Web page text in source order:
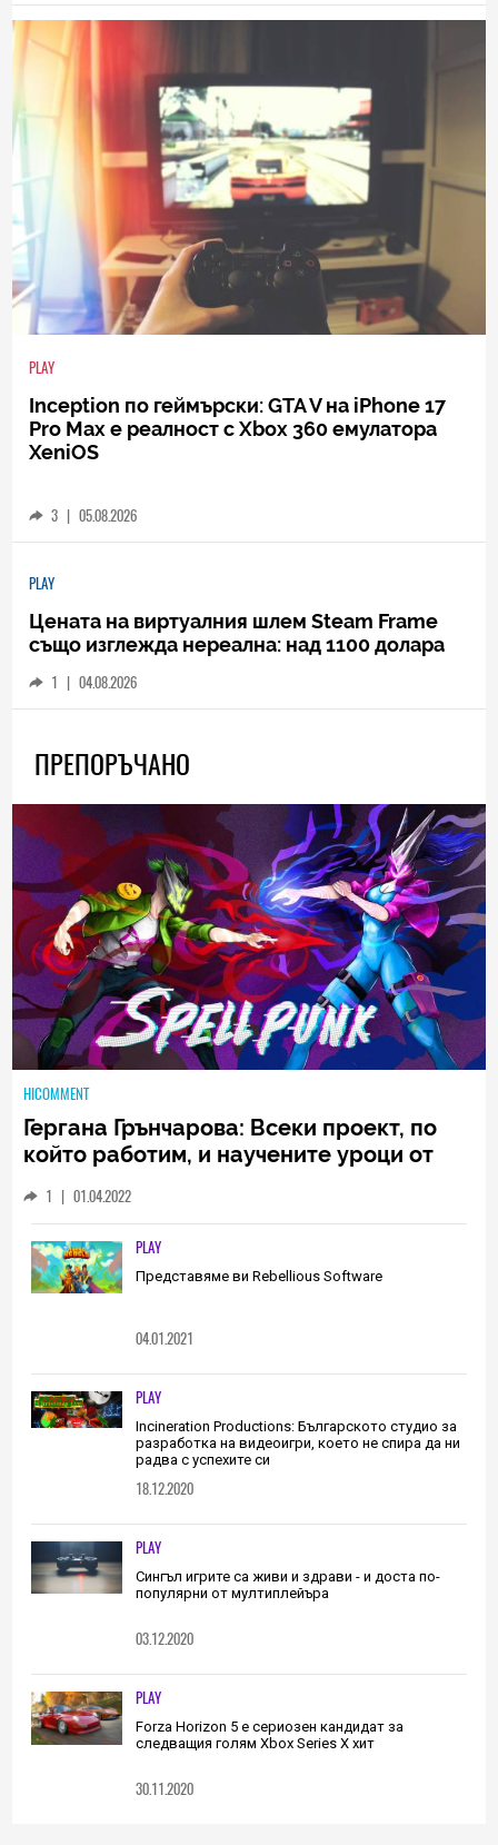
PLAY
Inception по геймърски: GTA V на iPhone 17
Pro Max е реалност с Xbox 360 емулатора
XeniOS
3 | 05.08.2026
PLAY
Цената на виртуалния шлем Steam Frame
също изглежда нереална: над 1100 долара
1 | 04.08.2026
ПРЕПОРЪЧАНО
HICOMMENT
Гергана Грънчарова: Всеки проект, по
който работим, и научените уроци от
трябва да извървим като екип
(ИНТЕРВЮ)
1 | 01.04.2022
PLAY
Представяме ви Rebellious Software
04.01.2021
PLAY
Incineration Productions: Българското студио за
разработка на видеоигри, което не спира да ни
радва с успехите си
18.12.2020
PLAY
Сингъл игрите са живи и здрави - и доста по-
популярни от мултиплейъра
03.12.2020
PLAY
Forza Horizon 5 е сериозен кандидат за
следващия голям Xbox Series X хит
30.11.2020